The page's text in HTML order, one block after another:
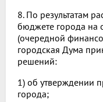
8. По результатам
бюджете города на
(очередной
городская Дума
решений:
1) об утверждении
города;